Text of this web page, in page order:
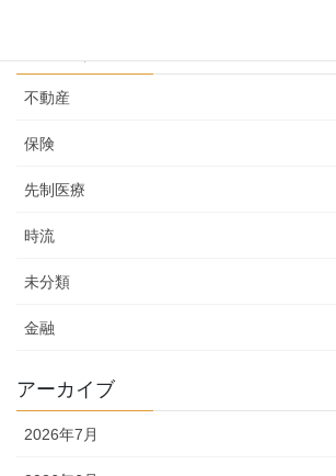
不動産
保険
先制医療
時流
未分類
金融
アーカイブ
2026年7月